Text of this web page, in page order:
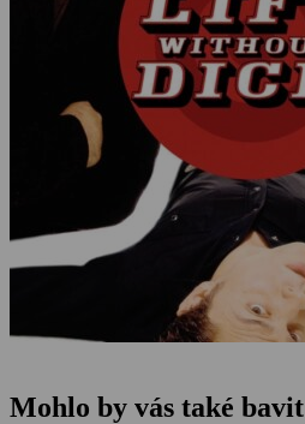
Mohlo by vás také bavit